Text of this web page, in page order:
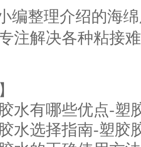
编整理介绍的海
注解决各种粘接
水有哪些优点-塑
水选择指南-塑胶